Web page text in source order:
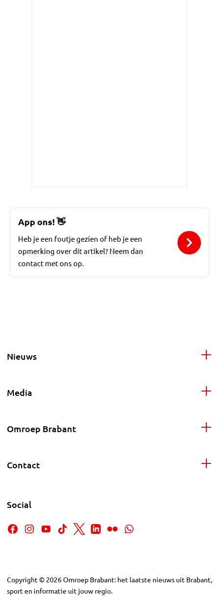
App ons!👋
Heb je een foutje gezien of heb je een
opmerking over dit artikel? Neem dan
contact met ons op.
Nieuws
Media
Omroep Brabant
Contact
Social
Copyright © 2026Omroep Brabant: het laatste nieuws uit Brabant,
sport en informatie uit jouw regio.